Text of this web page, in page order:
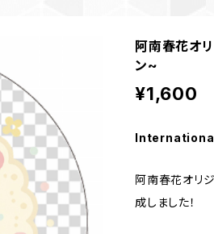
阿南春花オ
ン~
¥1,600
阿南春花オリ
成しました！